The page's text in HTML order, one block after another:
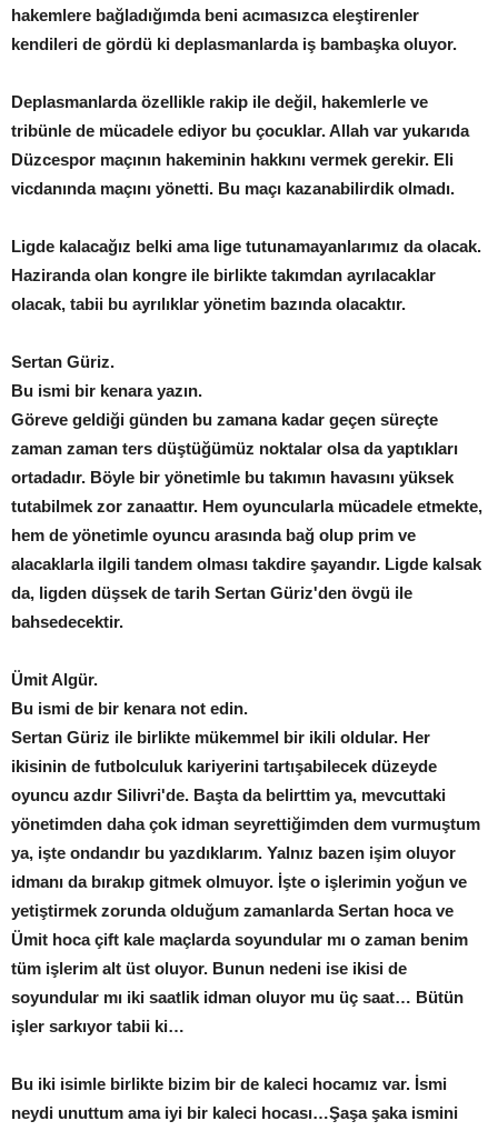
hakemlere bağladığımda beni acımasızca eleştirenler
kendileri de gördü ki deplasmanlarda iş bambaşka oluyor.
Deplasmanlarda özellikle rakip ile değil, hakemlerle ve
tribünle de mücadele ediyor bu çocuklar. Allah var yukarıda
Düzcespor maçının hakeminin hakkını vermek gerekir. Eli
vicdanında maçını yönetti. Bu maçı kazanabilirdik olmadı.
Ligde kalacağız belki ama lige tutunamayanlarımız da olacak.
Haziranda olan kongre ile birlikte takımdan ayrılacaklar
olacak, tabii bu ayrılıklar yönetim bazında olacaktır.
Sertan Güriz.
Bu ismi bir kenara yazın.
Göreve geldiği günden bu zamana kadar geçen süreçte
zaman zaman ters düştüğümüz noktalar olsa da yaptıkları
ortadadır. Böyle bir yönetimle bu takımın havasını yüksek
tutabilmek zor zanaattır. Hem oyuncularla mücadele etmekte,
hem de yönetimle oyuncu arasında bağ olup prim ve
alacaklarla ilgili tandem olması takdire şayandır. Ligde kalsak
da, ligden düşsek de tarih Sertan Güriz'den övgü ile
bahsedecektir.
Ümit Algür.
Bu ismi de bir kenara not edin.
Sertan Güriz ile birlikte mükemmel bir ikili oldular. Her
ikisinin de futbolculuk kariyerini tartışabilecek düzeyde
oyuncu azdır Silivri'de. Başta da belirttim ya, mevcuttaki
yönetimden daha çok idman seyrettiğimden dem vurmuştum
ya, işte ondandır bu yazdıklarım. Yalnız bazen işim oluyor
idmanı da bırakıp gitmek olmuyor. İşte o işlerimin yoğun ve
yetiştirmek zorunda olduğum zamanlarda Sertan hoca ve
Ümit hoca çift kale maçlarda soyundular mı o zaman benim
tüm işlerim alt üst oluyor. Bunun nedeni ise ikisi de
soyundular mı iki saatlik idman oluyor mu üç saat… Bütün
işler sarkıyor tabii ki…
Bu iki isimle birlikte bizim bir de kaleci hocamız var. İsmi
neydi unuttum ama iyi bir kaleci hocası…Şaşa şaka ismini